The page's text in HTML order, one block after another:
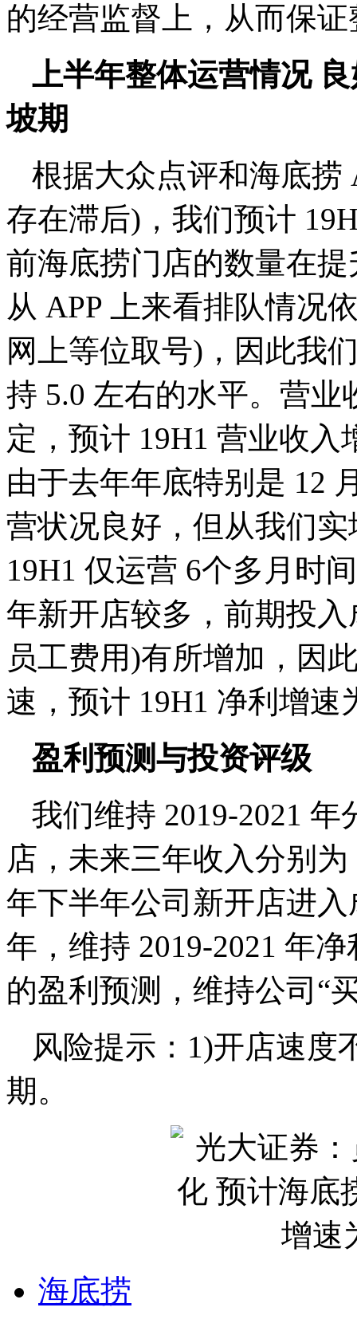
的经营监督上，从而保
上半年整体运营情况
坡期
根据大众点评和海底捞
存在滞后)，我们预计
前海底捞门店的数量在
从 APP 上来看排队情况
网上等位取号)，因此我
持 5.0 左右的水平。营
定，预计 19H1 营业收入
由于去年年底特别是 12
营状况良好，但从我们
19H1 仅运营 6个多月时
年新开店较多，前期投
员工费用)有所增加，因
速，预计 19H1 净利增速
盈利预测与投资评级
我们维持 2019-2021 年
店，未来三年收入分别为
年下半年公司新开店进
年，维持 2019-2021 年
的盈利预测，维持公司“
风险提示：1)开店速度
期。
海底捞